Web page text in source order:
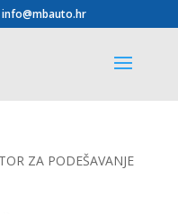
info@mbauto.hr
ZA PODEŠAVANJE